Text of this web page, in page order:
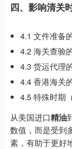
四、影响清关
4.1 文件准备
4.2 海关查验
4.3 货运代理
4.4 香港海关
4.5 特殊时期
从美国进口精油
数值，而是受到
素，有助于更好